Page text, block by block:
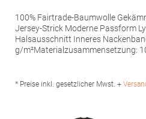
100% Fairtrade-Baumwolle Gekämmte
Jersey-Strick Moderne Passform Lycra / Elasthan Ripp am
Halsausschnitt Inneres NackenbandGrammatur: 155
g/m²Materialzusammensetzung:
A/S VESTERBROGADE 149
COPENHAGEN V Dänemark E-
* Preise inkl. gesetzlicher Mwst. +